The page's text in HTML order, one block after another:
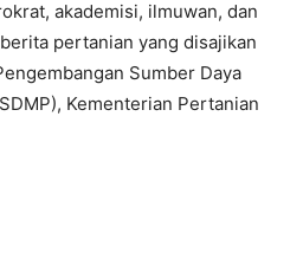
akademisi, ilmuwan, dan
pertanian yang disajikan
Sumber Daya
Kementerian Pertanian